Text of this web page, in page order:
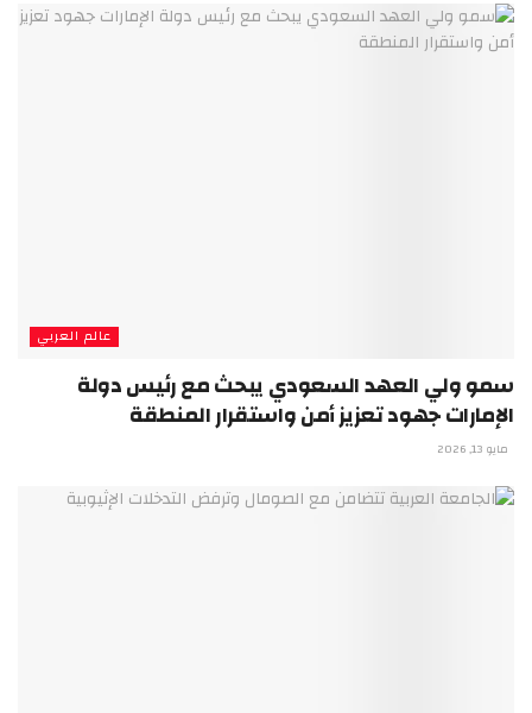
عالم العربي
سمو ولي العهد السعودي يبحث مع رئيس دولة
الإمارات جهود تعزيز أمن واستقرار المنطقة
مايو 13, 2026